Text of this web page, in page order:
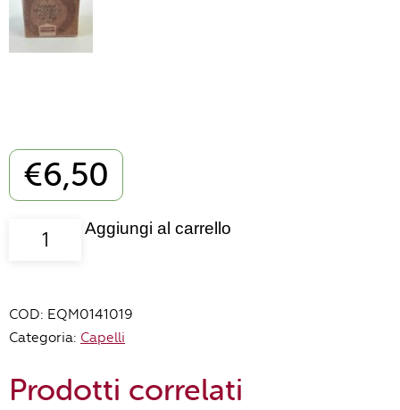
€6,50
Sapone
90
gr
Aggiungi al carrello
COD: EQM0141019
Categoria: Capelli
Prodotti correlati